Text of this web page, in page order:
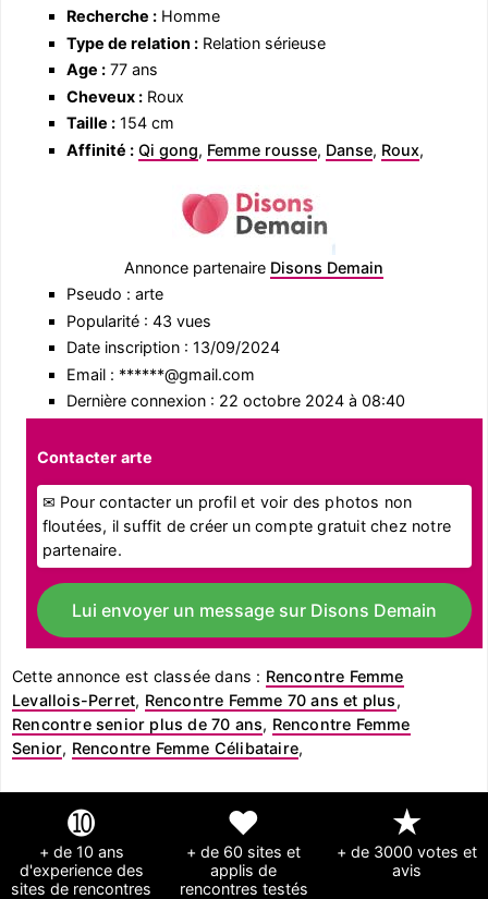
Recherche :Homme
Type de relation :Relation sérieuse
Age :77 ans
Cheveux :Roux
Taille :154 cm
Affinité : Qi gong, Femme rousse, Danse, Roux,
Annonce partenaire Disons Demain
Pseudo : arte
Popularité : 43 vues
Date inscription : 13/09/2024
Email : ******@gmail.com
Dernière connexion : 22 octobre 2024 à 08:40
Contacter arte
✉ Pour contacter un profil et voir des photos non
floutées, il suffit de créer un compte gratuit chez notre
partenaire.
Lui envoyer un message sur Disons Demain
Cette annonce est classée dans : Rencontre Femme
Levallois-Perret, Rencontre Femme 70 ans et plus,
Rencontre senior plus de 70 ans, Rencontre Femme
Senior, Rencontre Femme Célibataire,
➓
+ de 10 ans
d'experience des
sites de rencontres
❤
+ de 60 sites et
applis de
rencontres testés
★
+ de 3000 votes et
avis